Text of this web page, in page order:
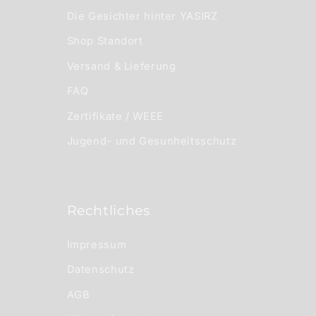
Die Gesichter hinter YASIRZ
Shop Standort
Versand & Lieferung
FAQ
Zertifikate / WEEE
Jugend- und Gesunheitsschutz
Rechtliches
Impressum
Datenschutz
AGB